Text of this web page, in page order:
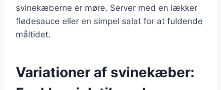
svinekæberne er møre. Server med en lækker
flødesauce eller en simpel salat for at fuldende
måltidet.
Variationer af svinekæber: